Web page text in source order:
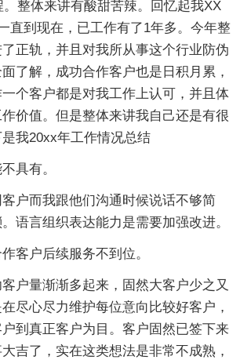
整体来讲有酸甜苦辣。回忆起我XX
直到现在，已工作有了1年多。今年整
正轨，并且对我所从事这个行业防伪
了解，成功合作客户也是日积月累，
个客户都是对我工作上认可，并且体
价值。但是整体来讲我自己还是有很
我20xx年工作情况总结
具有。
户而我跟他们沟通时候说话不够简
语言组织表达能力是需要加强改进。
客户后续服务不到位。
户量渐渐多起来，固然大客户少之又
尽心尽力维护每位意向比较好客户，
到真正客户为目。客户固然已签下来
吉了，实在这类想法是非常不成熟，